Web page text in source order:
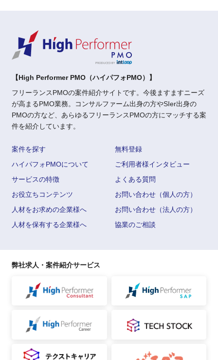
【High Performer PMO（ハイパフォPMO）】
フリーランスPMOの案件紹介サイトです。今後ますますニーズ
が高まるPMO業務。コンサルファーム出身の方やSIer出身の
PMOの方など、あらゆるフリーランスPMOの方にマッチする案
件を紹介しています。
案件を探す
無料登録
ハイパフォPMOについて
ご利用者様インタビュー
サービスの特徴
よくある質問
お役立ちコンテンツ
お問い合わせ（個人の方）
人材をお求めの企業様へ
お問い合わせ（法人の方）
人材を保有する企業様へ
協業のご相談
弊社求人・案件紹介サービス